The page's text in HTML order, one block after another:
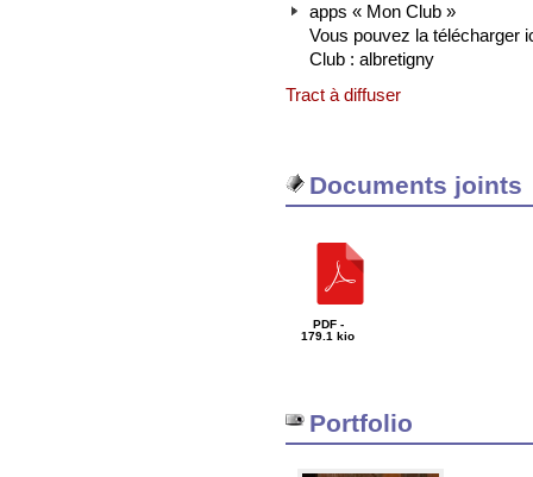
apps « Mon Club »
Vous pouvez la télécharger
Club : albretigny
Tract à diffuser
Documents joints
PDF -
179.1 kio
Portfolio